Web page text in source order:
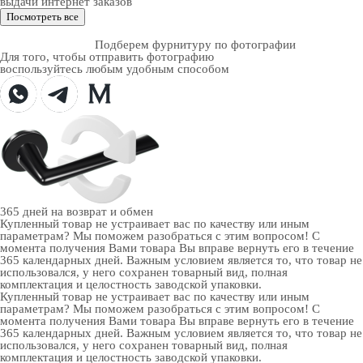
Посмотреть все
Подберем фурнитуру по фотографии
Для того, чтобы отправить фотографию
воспользуйтесь любым удобным способом
365 дней на возврат и обмен
Купленный товар не устраивает вас по качеству или иным
параметрам? Мы поможем разобраться с этим вопросом! С
момента получения Вами товара Вы вправе вернуть его в течение
365 календарных дней. Важным условием является то, что товар не
использовался, у него сохранен товарный вид, полная
комплектация и целостность заводской упаковки.
Купленный товар не устраивает вас по качеству или иным
параметрам? Мы поможем разобраться с этим вопросом! С
момента получения Вами товара Вы вправе вернуть его в течение
365 календарных дней. Важным условием является то, что товар не
использовался, у него сохранен товарный вид, полная
комплектация и целостность заводской упаковки.